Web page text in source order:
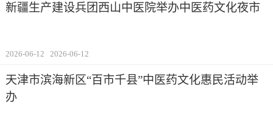
新疆生产建设兵团西山中医院举办中医药文化夜市
2026-06-12 2026-06-12
天津市滨海新区“百市千县”中医药文化惠民活动举
办